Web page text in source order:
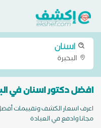
اسنان
البحيرة
افضل دكتور اسنان في
مجانا وادفع في العيادة